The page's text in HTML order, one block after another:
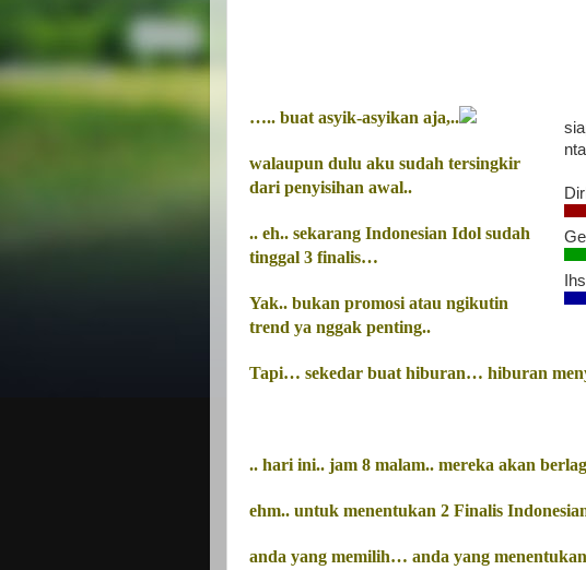
….. buat asyik-asyikan aja,..
walaupun dulu aku sudah tersingkir
dari penyisihan awal..
.. eh.. sekarang Indonesian Idol sudah
tinggal 3 finalis…
Yak.. bukan promosi atau ngikutin
trend ya nggak penting..
Tapi… sekedar buat hiburan… hiburan
.. hari ini.. jam 8 malam.. mereka akan
ehm.. untuk menentukan 2 Finalis
anda yang memilih… anda yang